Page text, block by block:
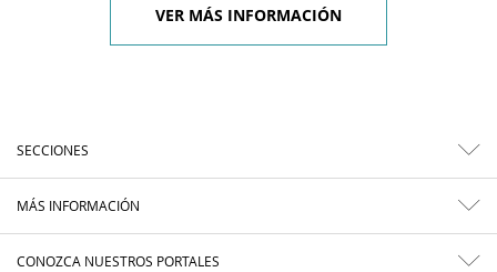
VER MÁS INFORMACIÓN
SECCIONES
MÁS INFORMACIÓN
CONOZCA NUESTROS PORTALES